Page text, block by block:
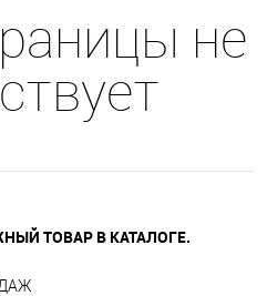
не
ТОВАР В КАТАЛОГЕ.